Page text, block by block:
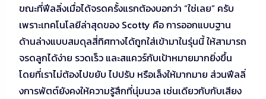
ขณะที่ฟีลลิ่งเมื่อได้จรดครั้งแรกต้องบอกว่า “ใช่เลย” ครับ
เพราะเทคโนโลยีล่าสุดของ Scotty คือ การออกแบบฐาน
ด้านล่างแบบสมดุลสี่ทิศทางได้ถูกใส่เข้ามาในรุ่นนี้ ให้สามารถ
จรดลูกได้ง่าย รวดเร็ว และสแควร์กับเป้าหมายมากยิ่งขึ้น
โดยที่เราไม่ต้องไปขยับ ไปปรับ หรือเล็งให้มากมาย ส่วนฟีลลิ่
งการพัตต์ยังคงให้ความรู้สึกที่นุ่มนวล เช่นเดียวกับกับเสียง